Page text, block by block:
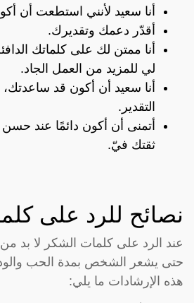
أنا سعيد لأنني استطعت أن
أقدّر دعمك وتقديرك.
أنا ممتن لك على كلماتك
لي للمزيد من العمل الجاد.
أنا سعيد أن أكون قد
التقدير.
أتمنى أن أكون دائمًا عند
ثقتك فيّ.
نصائح للرد على
عند الرد على كلمات الشكر لا بد من
حتى يشعر الشخص بمدة الحب والود
هذه الإرشادات ما يلي: